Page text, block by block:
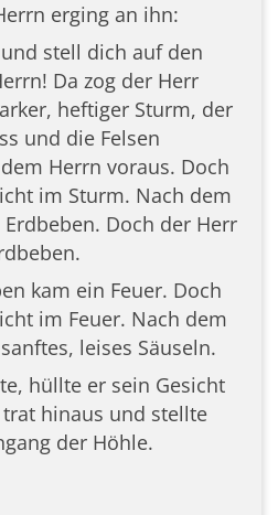
erging an ihn:
stell dich auf den
Da zog der Herr
heftiger Sturm, der
und die Felsen
Herrn voraus. Doch
im Sturm. Nach dem
Doch der Herr
kam ein Feuer. Doch
im Feuer. Nach dem
leises Säuseln.
hüllte er sein Gesicht
hinaus und stellte
der Höhle.